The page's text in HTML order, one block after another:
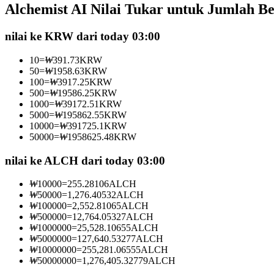
Kontrak berjangka menggunakan USDC sebagai jaminannya
Copy Trading
Bergabunglah dengan pedagang top
Alchemist AI Nilai Tukar untuk Jumlah
nilai ke KRW dari today 03:00
10=₩391.73KRW
50=₩1958.63KRW
100=₩3917.25KRW
500=₩19586.25KRW
1000=₩39172.51KRW
5000=₩195862.55KRW
10000=₩391725.1KRW
50000=₩1958625.48KRW
nilai ke ALCH dari today 03:00
₩10000=255.28106ALCH
₩50000=1,276.40532ALCH
₩100000=2,552.81065ALCH
₩500000=12,764.05327ALCH
₩1000000=25,528.10655ALCH
₩5000000=127,640.53277ALCH
₩10000000=255,281.06555ALCH
₩50000000=1,276,405.32779ALCH